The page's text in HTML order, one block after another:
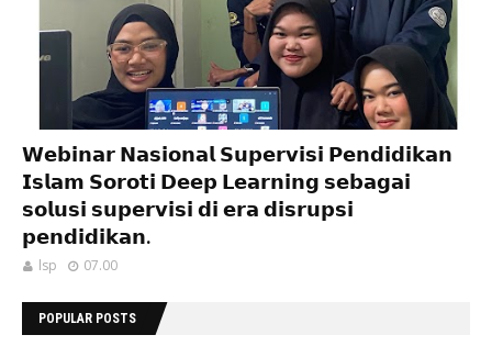
𝗪𝗲𝗯𝗶𝗻𝗮𝗿 𝗡𝗮𝘀𝗶𝗼𝗻𝗮𝗹 𝗦𝘂𝗽𝗲𝗿𝘃𝗶𝘀𝗶 𝗣𝗲𝗻𝗱𝗶𝗱𝗶𝗸𝗮𝗻
𝗜𝘀𝗹𝗮𝗺 𝗦𝗼𝗿𝗼𝘁𝗶 𝗗𝗲𝗲𝗽 𝗟𝗲𝗮𝗿𝗻𝗶𝗻𝗴 𝘀𝗲𝗯𝗮𝗴𝗮𝗶
𝘀𝗼𝗹𝘂𝘀𝗶 𝘀𝘂𝗽𝗲𝗿𝘃𝗶𝘀𝗶 𝗱𝗶 𝗲𝗿𝗮 𝗱𝗶𝘀𝗿𝘂𝗽𝘀𝗶
𝗽𝗲𝗻𝗱𝗶𝗱𝗶𝗸𝗮𝗻.
lsp 07.00
POPULAR POSTS